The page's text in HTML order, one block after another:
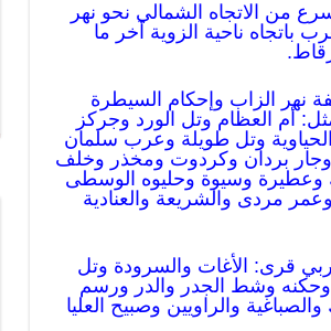
من الاتجاه الشمالي نحو نهر
باتجاه ناحية الزوية آخر ما
نهر الزاب وإحكام السيطرة
أم العظام وتل الورد وجركز
وتل طويلة وعرب سلمان
بردان وكردوت ومخذر وخلف
وعطيرة وسيوة وحليوه الوسطى
مردى والشريعة والعنادية
قرى: الأغات والسرودة وتل
وحكنه وشط الجدر والدر ورسم
والراويين وصبيح العليا